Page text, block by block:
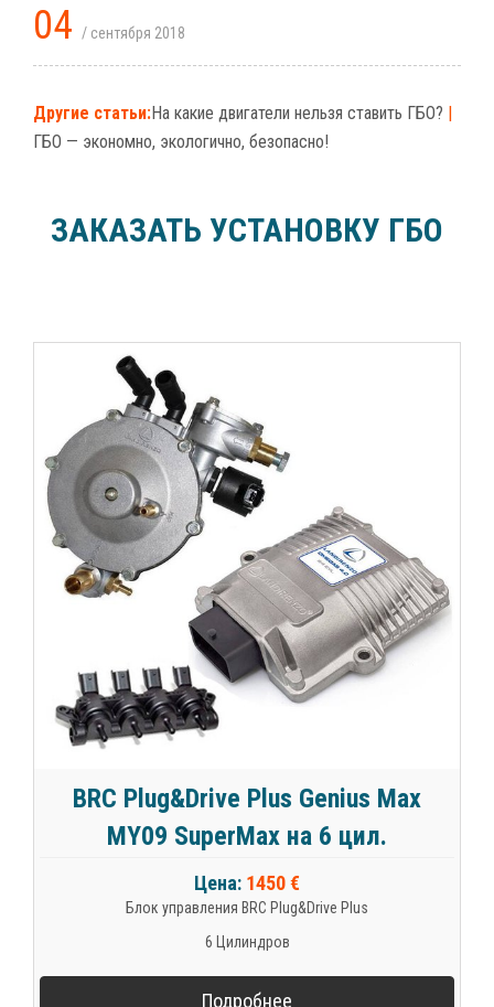
04 / сентября 2018
Другие статьи:На какие двигатели нельзя ставить ГБО? |
ГБО — экономно, экологично, безопасно!
ЗАКАЗАТЬ УСТАНОВКУ ГБО
BRC Plug&Drive Plus Genius Max
MY09 SuperMax на 6 цил.
Цена: 1450 €
Блок управления BRC Plug&Drive Plus
6 Цилиндров
Подробнее